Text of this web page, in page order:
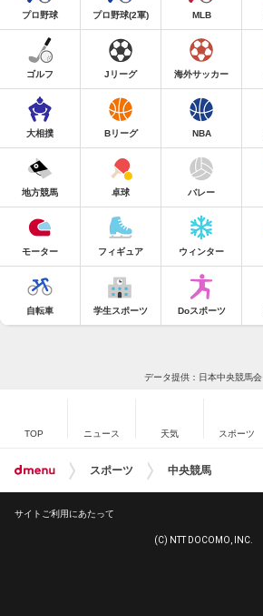
プロ野球 プロ野球(2軍) MLB
ゴルフ Jリーグ 海外サッカー
大相撲 Bリーグ NBA
地方競馬 卓球 バレー
モーター フィギュア ウィンター
自転車 学生スポーツ Doスポーツ
データ提供：日本中央競馬会
TOP ニュース 天気 スポーツ
スポーツ 中央競馬
サイトご利用にあたって
(C) NTT DOCOMO, INC.